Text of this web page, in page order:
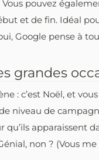
Vous pouvez
et de fin. Idéal
Google pense à
grandes
: c’est Noël, et
niveau de
qu’ils apparaissent
non ? (Vous